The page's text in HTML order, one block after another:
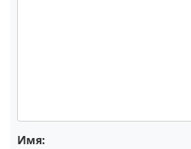
Имя: